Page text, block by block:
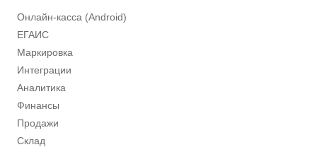
Онлайн-касса (Android)
ЕГАИС
Маркировка
Интеграции
Аналитика
Финансы
Продажи
Склад